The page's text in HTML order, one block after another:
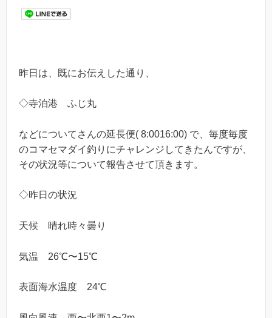
昨日は、既にお伝えした通り、
◇寺泊港 ふじ丸
などについてさんの延長便( 8:0016:00) で、毎度毎度
のコマセマダイ釣りにチャレンジしてきたんですが、
その状況等について報告させて頂きます。
◇昨日の状況
天候 晴れ時々曇り
気温 26℃〜15℃
表面海水温度 24℃